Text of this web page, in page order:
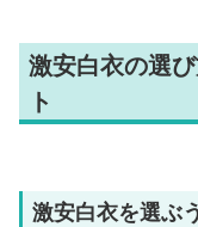
激安白衣の選
ト
激安白衣を選ぶ